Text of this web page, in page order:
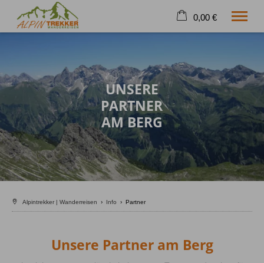
Geführte Wanderungen
Selfguided
Höhenangst-Akademie
Firmenevent
Info
Shop
Tel.08326 269 30 11
0,00 €
UNSERE
PARTNER
AM BERG
Alpintrekker | Wanderreisen › Info › Partner
Unsere Partner am Berg